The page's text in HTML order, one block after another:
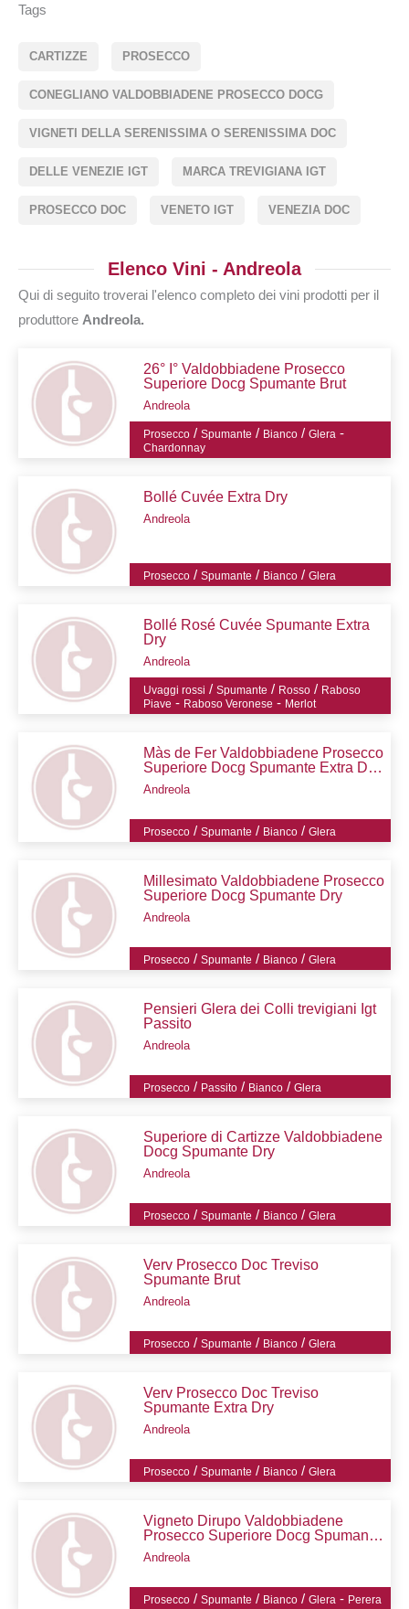
Tags
CARTIZZE PROSECCO
CONEGLIANO VALDOBBIADENE PROSECCO DOCG
VIGNETI DELLA SERENISSIMA O SERENISSIMA DOC
DELLE VENEZIE IGT MARCA TREVIGIANA IGT
PROSECCO DOC VENETO IGT VENEZIA DOC
Elenco Vini - Andreola
Qui di seguito troverai l'elenco completo dei vini prodotti per il
produttore Andreola.
26° I° Valdobbiadene Prosecco
Superiore Docg Spumante Brut
Andreola
Prosecco /Spumante / Bianco /Glera -
Chardonnay
Bollé Cuvée Extra Dry
Andreola
Prosecco /Spumante / Bianco /Glera
Bollé Rosé Cuvée Spumante Extra
Dry
Andreola
Uvaggi rossi /Spumante / Rosso / Raboso
Piave - Raboso Veronese - Merlot
Màs de Fer Valdobbiadene Prosecco
Superiore Docg Spumante Extra Dry
Cru
Andreola
Prosecco /Spumante / Bianco /Glera
Millesimato Valdobbiadene Prosecco
Superiore Docg Spumante Dry
Andreola
Prosecco /Spumante / Bianco /Glera
Pensieri Glera dei Colli trevigiani Igt
Passito
Andreola
Prosecco / Passito / Bianco /Glera
Superiore di Cartizze Valdobbiadene
Docg Spumante Dry
Andreola
Prosecco /Spumante / Bianco /Glera
Verv Prosecco Doc Treviso
Spumante Brut
Andreola
Prosecco /Spumante / Bianco /Glera
Verv Prosecco Doc Treviso
Spumante Extra Dry
Andreola
Prosecco /Spumante / Bianco /Glera
Vigneto Dirupo Valdobbiadene
Prosecco Superiore Docg Spumante
Brut
Andreola
Prosecco /Spumante / Bianco /Glera - Perera